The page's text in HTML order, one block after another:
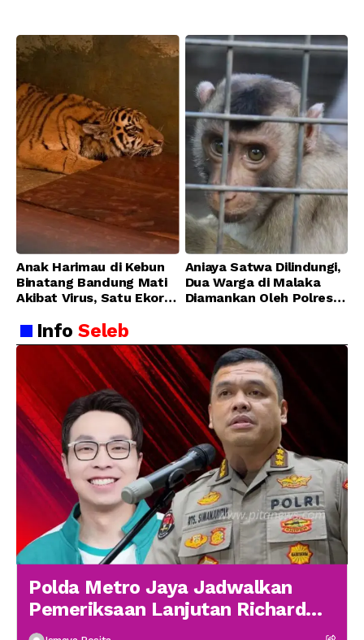
Anak Harimau di Kebun
Binatang Bandung Mati
Akibat Virus, Satu Ekor
Membaik
Aniaya Satwa Dilindungi,
Dua Warga di Malaka
Diamankan Oleh Polres
InfoSeleb
Polda Metro Jaya Jadwalkan
Pemeriksaan Lanjutan Richard
Lee 19 Januari